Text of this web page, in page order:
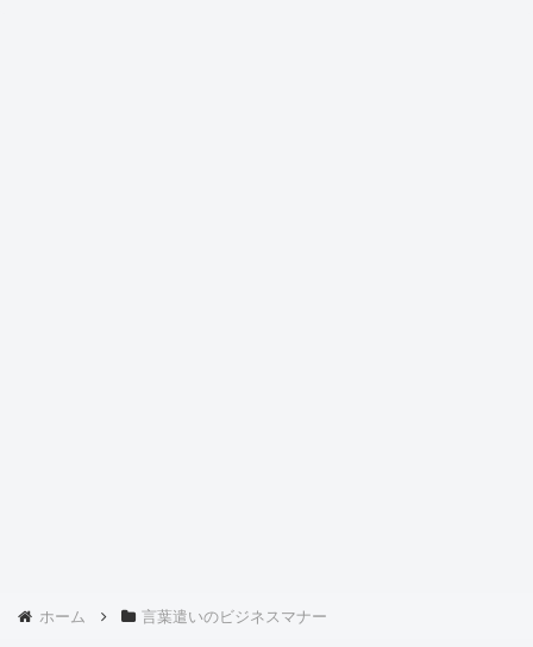
ホーム 言葉遣いのビジネスマナー